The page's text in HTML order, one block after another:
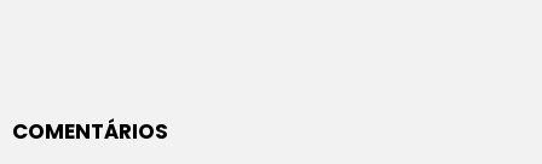
COMENTÁRIOS